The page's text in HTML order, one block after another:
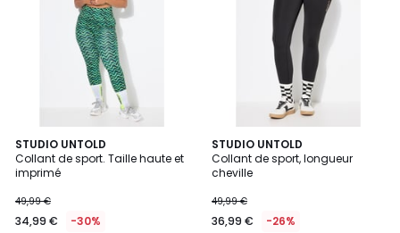
STUDIO UNTOLD
Collant de sport. Taille haute et
imprimé
49,99 €
34,99 € -30%
STUDIO UNTOLD
Collant de sport, longueur
cheville
49,99 €
36,99 € -26%